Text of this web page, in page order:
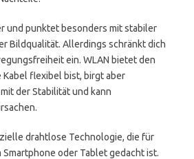
und punktet besonders mit stabiler
Bildqualität. Allerdings schränkt dich
ein. WLAN bietet den
Kabel flexibel bist, birgt aber
der Stabilität und kann
drahtlose Technologie, die für
oder Tablet gedacht ist.